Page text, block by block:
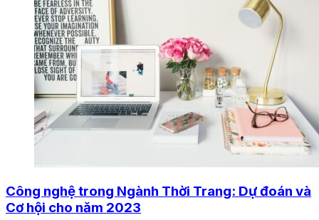
Công nghệ trong Ngành Thời Trang: Dự đoán và
Cơ hội cho năm 2023